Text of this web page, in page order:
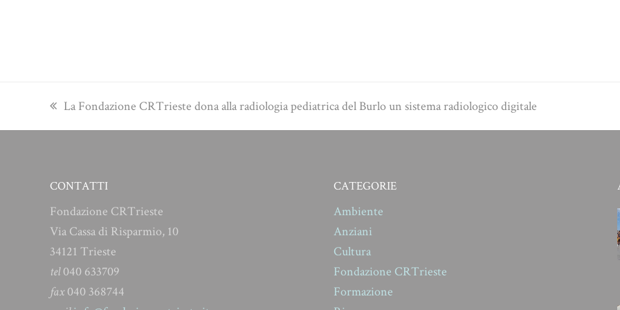
previous
La Fondazione CRTrieste dona alla radiologia pediatrica del Burlo un sistema radiologico digitale
CONTATTI
Fondazione CRTrieste
Via Cassa di Risparmio, 10
34121 Trieste
tel040 633709
fax040 368744
CATEGORIE
Ambiente
Anziani
Cultura
Fondazione CRTrieste
Formazione